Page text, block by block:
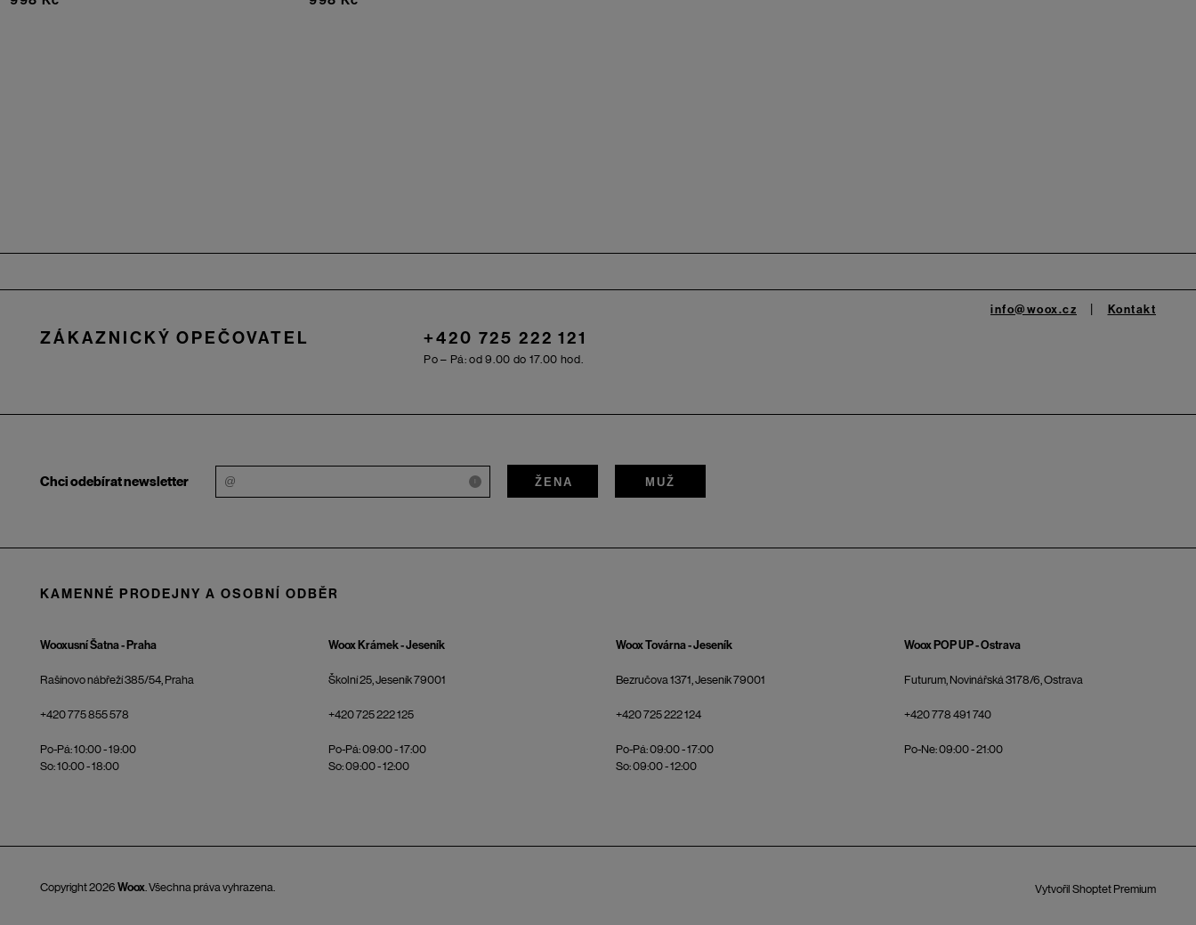
ZÁKAZNICKÝ OPEČOVATEL +420 725 222 121
Po – Pá: od 9.00 do 17.00 hod.
info@woox.cz Kontakt
Chci odebírat newsletter i ŽENA MUŽ
KAMENNÉ PRODEJNY A OSOBNÍ ODBĚR
Wooxusní Šatna - Praha
Rašínovo nábřeží 385/54, Praha
+420 775 855 578
Po-Pá: 10:00 - 19:00
So: 10:00 - 18:00
Woox Krámek - Jeseník
Školní 25, Jeseník 79001
+420 725 222 125
Po-Pá: 09:00 - 17:00
So: 09:00 - 12:00
Woox Továrna - Jeseník
Bezručova 1371, Jeseník 79001
+420 725 222 124
Po-Pá: 09:00 - 17:00
So: 09:00 - 12:00
Woox POP UP - Ostrava
Futurum, Novinářská 3178/6, Ostrava
+420 778 491 740
Po-Ne: 09:00 - 21:00
Vytvořil Shoptet Premium
Copyright 2026 Woox . Všechna práva vyhrazena.